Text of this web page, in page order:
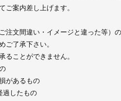
ご案内差し上げます。
注文間違い・イメージと違った等）
ご了承下さい。
ることができません。
があるもの
過したもの